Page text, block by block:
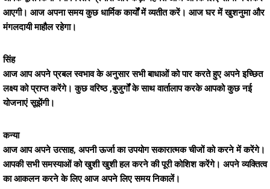
आएगी। आज अपना समय कुछ धार्मिक कार्यों में व्यतीत करें। आज घर में खुशनुमा और
मंगलदायी माहौल रहेगा।
सिंह
आज आप अपने प्रबल स्वभाव के अनुसार सभी बाधाओं को पार करते हुए अपने इच्छित
लक्ष्य को प्राप्त करेंगे। कुछ वरिष्ठ ,बुजुर्गों के साथ वार्तालाप करके आपको कुछ नई
योजनाएं सूझेंगी।
कन्या
आज आप अपने उत्साह, अपनी ऊर्जा का उपयोग सकारात्मक चीजों को करने में करेंगे।
आपकी सभी समस्याओं को खुशी खुशी हल करने की पूरी कोशिश करेंगे। अपने व्यक्तित्व
का आकलन करने के लिए आज अपने लिए समय निकालें।